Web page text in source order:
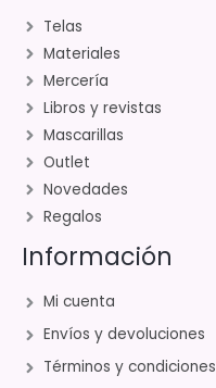
Telas
Materiales
Mercería
Libros y revistas
Mascarillas
Outlet
Novedades
Regalos
Información
Mi cuenta
Envíos y devoluciones
Términos y condiciones